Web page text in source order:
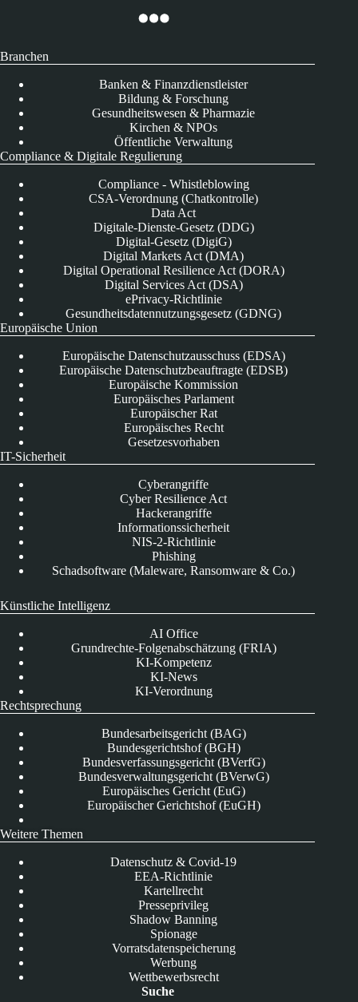
Branchen
Banken & Finanzdienstleister
Bildung & Forschung
Gesundheitswesen & Pharmazie
Kirchen & NPOs
Öffentliche Verwaltung
Compliance & Digitale Regulierung
Compliance - Whistleblowing
CSA-Verordnung (Chatkontrolle)
Data Act
Digitale-Dienste-Gesetz (DDG)
Digital-Gesetz (DigiG)
Digital Markets Act (DMA)
Digital Operational Resilience Act (DORA)
Digital Services Act (DSA)
ePrivacy-Richtlinie
Gesundheitsdatennutzungsgesetz (GDNG)
Europäische Union
Europäische Datenschutzausschuss (EDSA)
Europäische Datenschutzbeauftragte (EDSB)
Europäische Kommission
Europäisches Parlament
Europäischer Rat
Europäisches Recht
Gesetzesvorhaben
IT-Sicherheit
Cyberangriffe
Cyber Resilience Act
Hackerangriffe
Informationssicherheit
NIS-2-Richtlinie
Phishing
Schadsoftware (Maleware, Ransomware & Co.)
Künstliche Intelligenz
AI Office
Grundrechte-Folgenabschätzung (FRIA)
KI-Kompetenz
KI-News
KI-Verordnung
Rechtsprechung
Bundesarbeitsgericht (BAG)
Bundesgerichtshof (BGH)
Bundesverfassungsgericht (BVerfG)
Bundesverwaltungsgericht (BVerwG)
Europäisches Gericht (EuG)
Europäischer Gerichtshof (EuGH)
Weitere Themen
Datenschutz & Covid-19
EEA-Richtlinie
Kartellrecht
Presseprivileg
Shadow Banning
Spionage
Vorratsdatenspeicherung
Werbung
Wettbewerbsrecht
Suche